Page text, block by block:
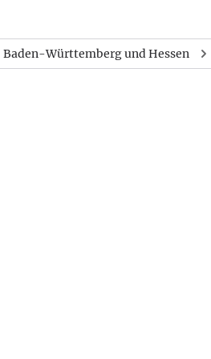
Baden-Württemberg und Hessen